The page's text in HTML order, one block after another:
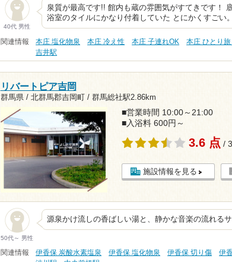
40代 男性
泉質が最高です!! 館内も蔵の雰囲気がすてきです！
浴室のタイルにかなり付着していた とにかくすご
関連情報 本庄 塩化物泉 本庄 冷え性 本庄 子連れOK 本庄 ひとり
吉井駅
リバートピア吉岡
群馬県 / 北群馬郡吉岡町 / 群馬総社駅2.86km
■営業時間 10:00～21:00
■入浴料 600円～
3.6 点 /
施設情報を見る
50代～ 男性
源泉かけ流しの香ばしい湯と、静かな音楽の流れる
関連情報 伊香保 炭酸水素塩泉 伊香保 塩化物泉 伊香保 切り傷 伊